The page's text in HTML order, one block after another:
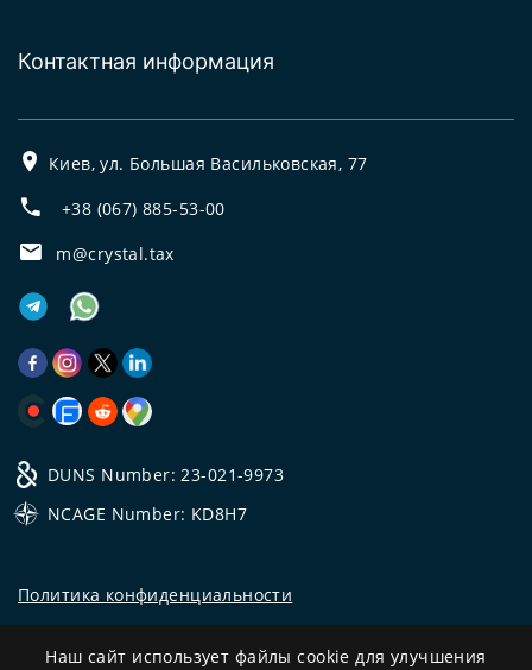
Контактная информация
Киев, ул. Большая Васильковская, 77
+38 (067) 885-53-00
m@crystal.tax
DUNS Number: 23-021-9973
NCAGE Number: KD8H7
Политика конфиденциальности
Наш сайт использует файлы cookie для улучшения